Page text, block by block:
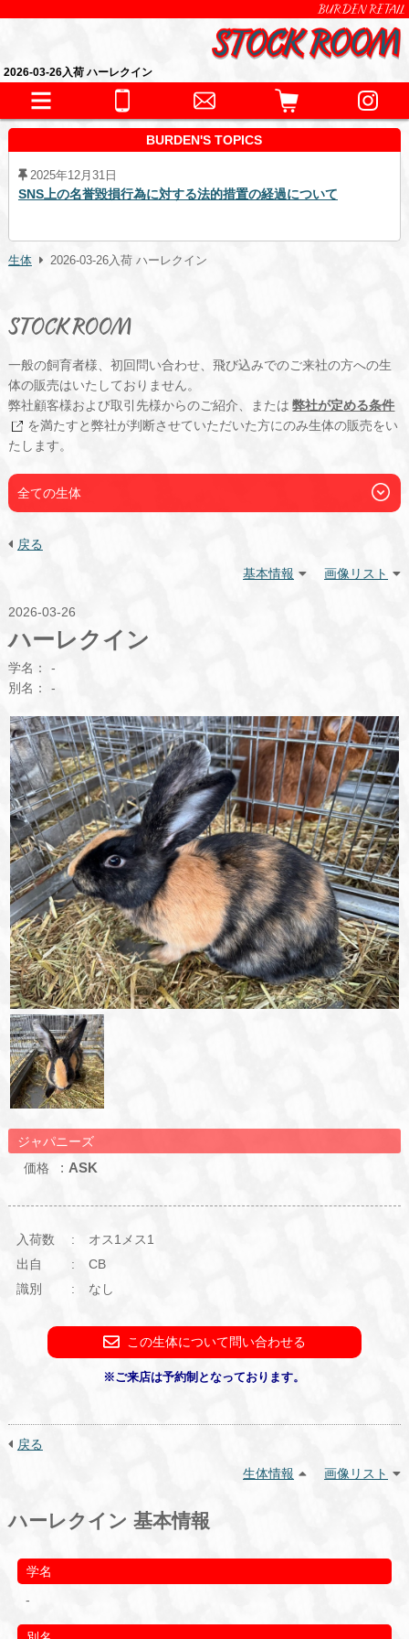
BURDEN RETAIL
2026-03-26入荷 ハーレクイン
BURDEN'S TOPICS
2025年12月31日
SNS上の名誉毀損行為に対する法的措置の経過について
生体 2026-03-26入荷 ハーレクイン
STOCK ROOM
一般の飼育者様、初回問い合わせ、飛び込みでのご来社の方への生
体の販売はいたしておりません。
弊社顧客様および取引先様からのご紹介、または 弊社が定める条件
を満たすと弊社が判断させていただいた方にのみ生体の販売をい
たします。
全ての生体
戻る
基本情報
画像リスト
2026-03-26
ハーレクイン
学名：
-
別名：
-
ジャパニーズ
価格
ASK
入荷数
オス1メス1
出自
CB
識別
なし
この生体について問い合わせる
※ご来店は予約制となっております。
戻る
生体情報
画像リスト
ハーレクイン 基本情報
学名
-